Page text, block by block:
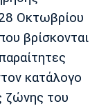
Οκτωβρίου
βρίσκονται
κατάλογο
ζώνης του